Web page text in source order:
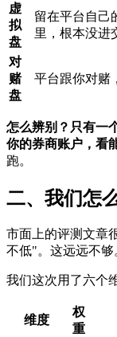
虚
拟
盘
留在平台自己
里，根本没进
对
赌
盘
平台跟你对赌
怎么辨别？只有一
你的券商账户，看
跑。
二、我们怎
市面上的评测文章
不低"。这远远不够
我们这次用了六个
维度
权
重